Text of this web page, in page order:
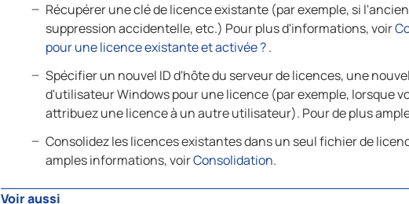
Récupérer une clé de licence existante (par exemple, si
suppression accidentelle, etc.) Pour plus d'informations, voir
pour une licence existante et activée ?.
Spécifier un nouvel ID d'hôte du serveur de licences, une
d'utilisateur Windows pour une licence (par exemple, lorsque
attribuez une licence à un autre utilisateur). Pour de plus
Consolidez les licences existantes dans un seul fichier de
amples informations, voirConsolidation.
Voir aussi